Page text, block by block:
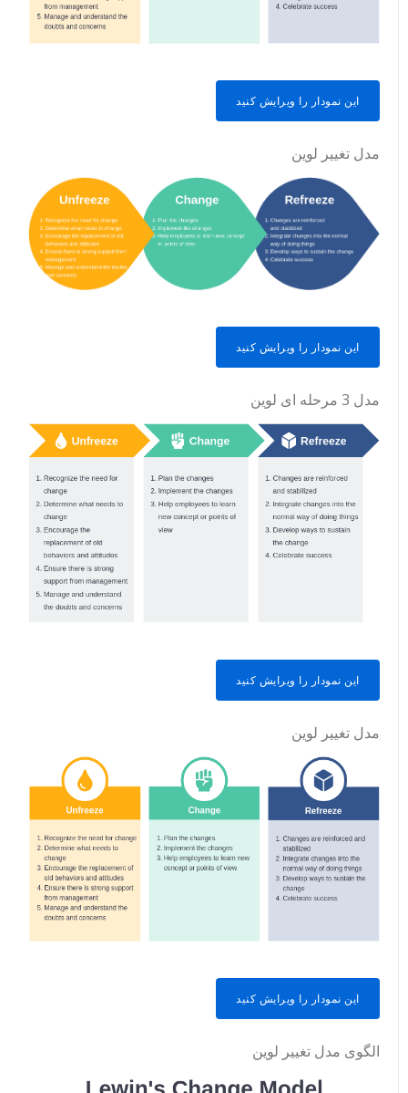
این نمودار را ویرایش کنید
مدل تغییر لوین
این نمودار را ویرایش کنید
مدل 3 مرحله ای لوین
این نمودار را ویرایش کنید
مدل تغییر لوین
این نمودار را ویرایش کنید
الگوی مدل تغییر لوین